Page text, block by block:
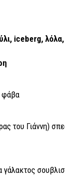
iceberg,
φάβα
του Γιάννη)
γάλακτος